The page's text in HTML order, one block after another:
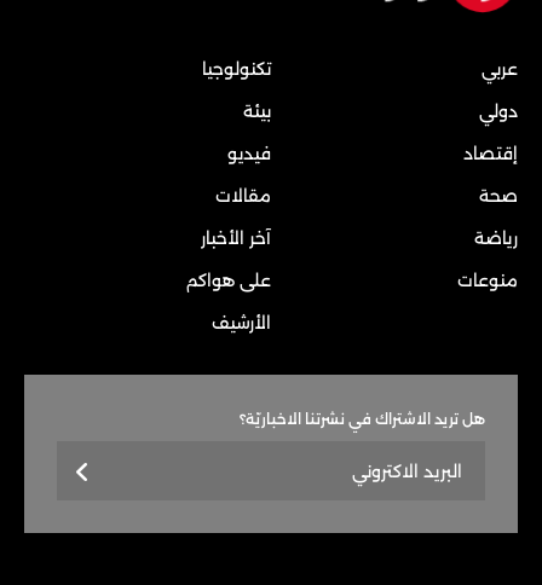
عربي
دولي
إقتصاد
صحة
رياضة
منوعات
تكنولوجيا
بيئة
فيديو
مقالات
آخر الأخبار
على هواكم
الأرشيف
هل تريد الاشتراك في نشرتنا الاخباريّة؟